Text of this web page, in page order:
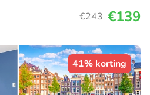
€243 €139
41% korting